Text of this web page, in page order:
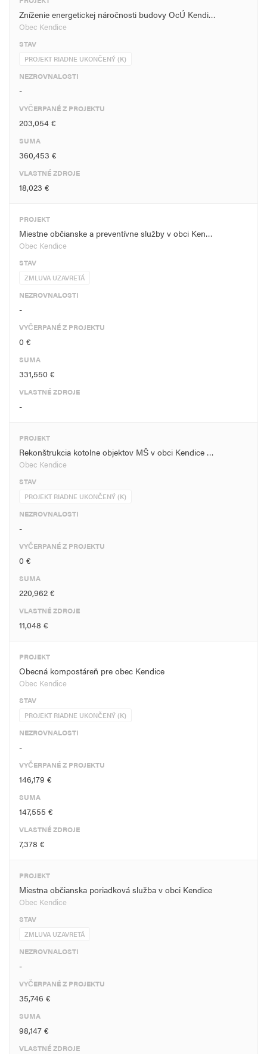
Zníženie energetickej náročnosti budovy OcÚ Kendi…
Obec Kendice
STAV
PROJEKT RIADNE UKONČENÝ (K)
NEZROVNALOSTI
-
VYČERPANÉ Z PROJEKTU
203,054 €
SUMA
360,453 €
VLASTNÉ ZDROJE
18,023 €
PROJEKT
Miestne občianske a preventívne služby v obci Ken…
Obec Kendice
STAV
ZMLUVA UZAVRETÁ
NEZROVNALOSTI
-
VYČERPANÉ Z PROJEKTU
0 €
SUMA
331,550 €
VLASTNÉ ZDROJE
-
PROJEKT
Rekonštrukcia kotolne objektov MŠ v obci Kendice …
Obec Kendice
STAV
PROJEKT RIADNE UKONČENÝ (K)
NEZROVNALOSTI
-
VYČERPANÉ Z PROJEKTU
0 €
SUMA
220,962 €
VLASTNÉ ZDROJE
11,048 €
PROJEKT
Obecná kompostáreň pre obec Kendice
Obec Kendice
STAV
PROJEKT RIADNE UKONČENÝ (K)
NEZROVNALOSTI
-
VYČERPANÉ Z PROJEKTU
146,179 €
SUMA
147,555 €
VLASTNÉ ZDROJE
7,378 €
PROJEKT
Miestna občianska poriadková služba v obci Kendice
Obec Kendice
STAV
ZMLUVA UZAVRETÁ
NEZROVNALOSTI
-
VYČERPANÉ Z PROJEKTU
35,746 €
SUMA
98,147 €
VLASTNÉ ZDROJE